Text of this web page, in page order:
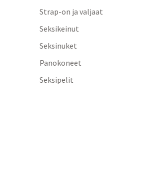
Strap-on ja valjaat
Seksikeinut
Seksinuket
Panokoneet
Seksipelit